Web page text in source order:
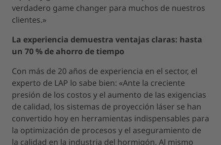
verdadero game changer para muchos de nuestros
clientes.»
La experiencia demuestra ventajas claras: hasta
un 70 % de ahorro de tiempo
Con más de 20 años de experiencia en el sector, el
experto de LAP lo sabe bien: «Ante la creciente
presión de los costos y el aumento de las exigencias
de calidad, los sistemas de proyección láser se han
convertido hoy en herramientas indispensables para
la optimización de procesos y el aseguramiento de
la calidad en la industria del hormigón. Al mismo